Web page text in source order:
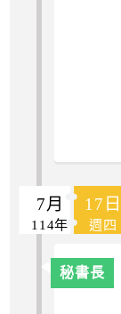
7月 17日
114年 週四